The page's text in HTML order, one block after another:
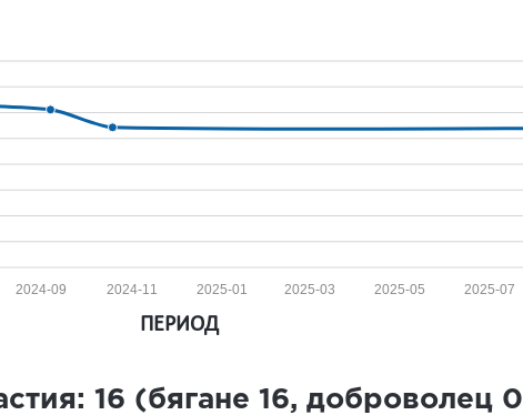
2025-07
2025-05
2025-03
2025-01
2024-11
2024-09
ПЕРИОД
16 (бягане 16, доброволец 0